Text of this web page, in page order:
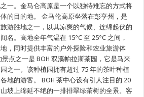
一。金马仑高原是一个以独特难忘的方式将
的目的地。 金马伦高原坐落在彭亨州，是
游胜地之一，以其凉爽的气候、连绵起伏的
名。高地全年气温在 15°C 至 25°C 之间，
，同时提供丰富的户外探险和农业旅游体
点之一是 BOH 双溪帕拉斯茶园，它是马来
之一。该种植园拥有超过 75 年的茶叶种植
地的游客。 BOH 茶中心设有引人注目的 20
坡上绵延不绝的一排排翠绿茶树的全景。客